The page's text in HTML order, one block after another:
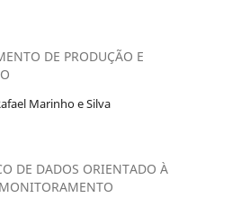
DE PRODUÇÃO E
Marinho e Silva
DE DADOS ORIENTADO À